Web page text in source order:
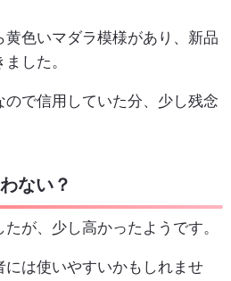
黄色いマダラ模様があり、新品
した。
で信用していた分、少し残念
ない？
が、少し高かったようです。
には使いやすいかもしれませ